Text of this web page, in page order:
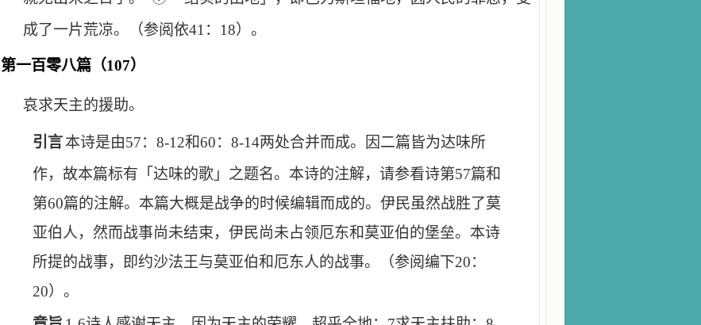
成了一片荒凉。（参阅依41 ： 18）。
第一百零八篇（107）
哀求天主的援助。
引言本诗是由57： 8-12和60： 8-14两处合并而成。因二篇皆为达味所
作，故本篇标有「达味的歌」之题名。本诗的注解，请参看诗第57篇和
第60篇的注解。本篇大概是战争的时候编辑而成的。伊民虽然战胜了莫
亚伯人，然而战事尚未结束，伊民尚未占领厄东和莫亚伯的堡垒。本诗
所提的战事，即约沙法王与莫亚伯和厄东人的战事。（参阅编下20：
20）。